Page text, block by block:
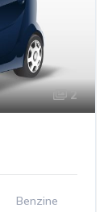
2
Benzine